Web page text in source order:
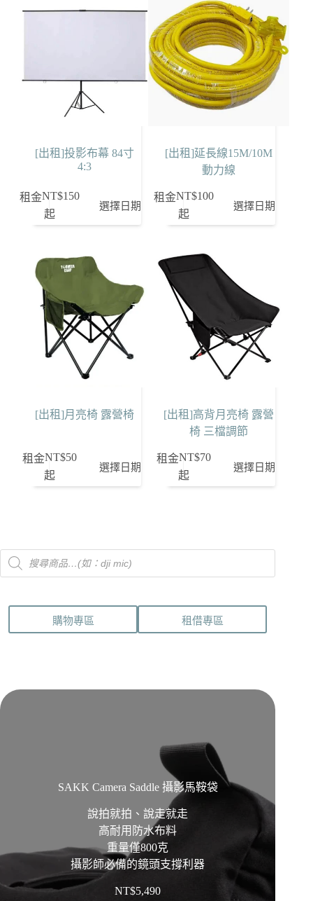
[出租]投影布幕 84寸
4:3
租金NT$150
起
選擇日期
[出租]延長線15M/10M
動力線
租金NT$100
起
選擇日期
[出租]月亮椅 露營椅
租金NT$50
起
選擇日期
[出租]高背月亮椅 露營
椅 三檔調節
租金NT$70
起
選擇日期
Products
search
購物專區 租借專區
SAKK Camera Saddle 攝影馬鞍袋
說拍就拍、說走就走
高耐用防水布料
重量僅800克
攝影師必備的鏡頭支撐利器
NT$5,490